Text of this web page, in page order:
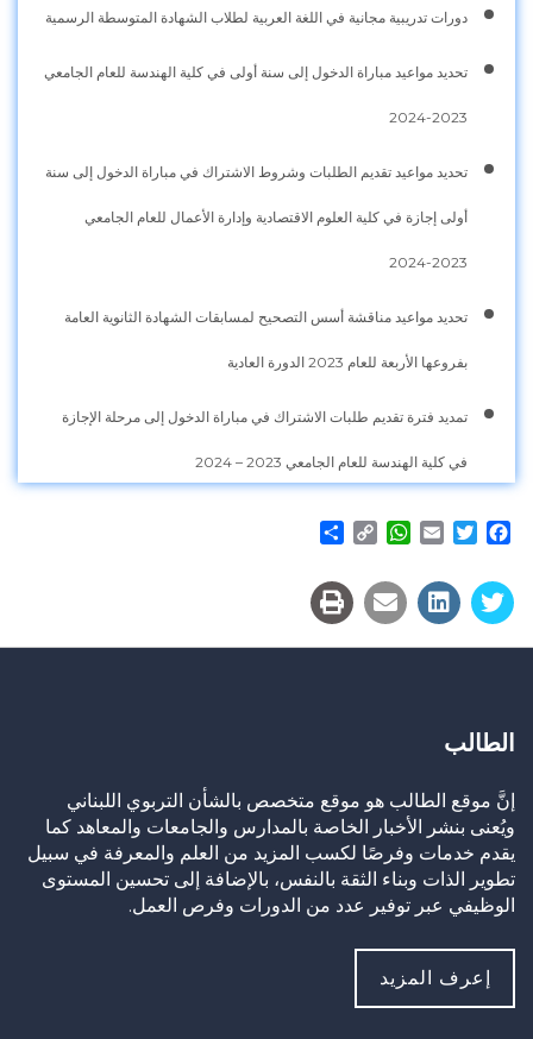
دورات تدريبية مجانية في اللغة العربية لطلاب الشهادة المتوسطة الرسمية
تحديد مواعيد مباراة الدخول إلى سنة أولى في كلية الهندسة للعام الجامعي
2023-2024
تحديد مواعيد تقديم الطلبات وشروط الاشتراك في مباراة الدخول إلى سنة
أولى إجازة في كلية العلوم الاقتصادية وإدارة الأعمال للعام الجامعي
2023-2024
تحديد مواعيد مناقشة أسس التصحيح لمسابقات الشهادة الثانوية العامة
بفروعها الأربعة للعام 2023 الدورة العادية
تمديد فترة تقديم طلبات الاشتراك في مباراة الدخول إلى مرحلة الإجازة
في كلية الهندسة للعام الجامعي 2023 – 2024
Facebook
Twitter
Email
WhatsApp
Copy
الطالب
إنَّ موقع الطالب هو موقع متخصص بالشأن التربوي اللبناني
ويُعنى بنشر الأخبار الخاصة بالمدارس والجامعات والمعاهد كما
يقدم خدمات وفرصًا لكسب المزيد من العلم والمعرفة في سبيل
تطوير الذات وبناء الثقة بالنفس، بالإضافة إلى تحسين المستوى
الوظيفي عبر توفير عدد من الدورات وفرص العمل.
إعرف المزيد